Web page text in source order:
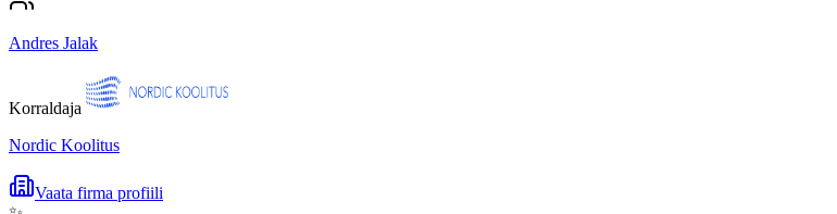
Andres Jalak
Korraldaja
Nordic Koolitus
Vaata firma profiili